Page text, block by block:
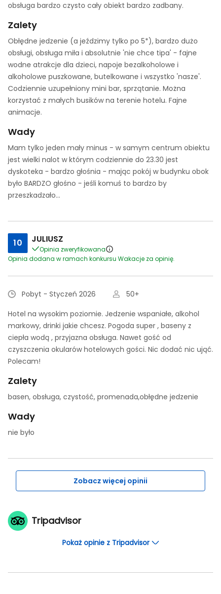
obsługa bardzo czysto cały obiekt bardzo zadbany.
Zalety
Obłędne jedzenie (a jeździmy tylko po 5*), bardzo dużo
obsługi, obsługa miła i absolutnie 'nie chce tipa' - fajne
wodne atrakcje dla dzieci, napoje bezalkoholowe i
alkoholowe puszkowane, butelkowane i wszystko 'nasze'.
Codziennie uzupełniony mini bar, sprzątanie. Można
korzystać z małych busików na terenie hotelu. Fajne
animacje.
Wady
Mam tylko jeden mały minus - w samym centrum obiektu
jest wielki nalot w którym codziennie do 23.30 jest
dyskoteka - bardzo głośnia - mając pokój w budynku obok
było BARDZO głośno - jeśli komuś to bardzo by
przeszkadzało...
10 JULIUSZ
Opinia zweryfikowana
Opinia dodana w ramach konkursu Wakacje za opinię.
Pobyt - Styczeń 2026
50+
Hotel na wysokim poziomie. Jedzenie wspaniałe, alkohol
markowy, drinki jakie chcesz. Pogoda super , baseny z
ciepła wodą , przyjazna obsługa. Nawet gość od
czyszczenia okularów hotelowych gości. Nic dodać nic ująć.
Polecam!
Zalety
basen, obsługa, czystość, promenada,obłędne jedzenie
Wady
nie było
Zobacz więcej opinii
Tripadvisor
Pokaż opinie z Tripadvisor